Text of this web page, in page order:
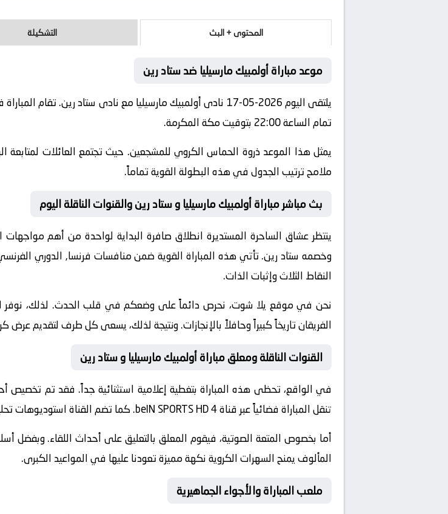
المحتوى + البث التشكيلة
موعد مباراة أولمبيك مارسيليا ضد ستاد رين
يلتقى اليوم 2026-05-17 نادى أولمبيك مارسيليا مع نادى ستاد
تمام الساعة 22:00 بتوقيت مكة المكرمة.
يمثل هذا الموعد ذروة الحماس الكروي للمشجعين. حيث تجتمع العائلات لمتابعة
ملامح ترتيب الجدول في هذه البطولة القوية تماماً.
بث مباشر مباراة أولمبيك مارسيليا و ستاد رين والقنوات الناقلة اليوم
ينتظر عشاق الساحرة المستديرة انطلاق صافرة البداية لواحدة من أهم مواجهات
وخصمه ستاد رين. تأتي هذه المباراة القوية ضمن منافسات فرنسا, الدوري
النقاط الثلاث وإثبات الذات.
نحن في موقع يلا شوت، نحرص دائماً على وضعكم في قلب الحدث. لذلك، نوفر
الفريقان تاريخاً كبيراً وحافلاً بالإنجازات. ونتيجة لذلك، يسعى كل طرف لتقديم
القنوات الناقلة ومعلق مباراة أولمبيك مارسيليا و ستاد رين
في الواقع، تحظى هذه المباراة بتغطية إعلامية استثنائية جداً. فقد تم تخصيص
تنقل المباراة فضائياً عبر قناةbeIN SPORTS HD 4. كما تضم القناة استوديوهات
أما بخصوص المتعة الصوتية، فيقوم المعلق بالتعليق على أحداث اللقاء. وبفضل
المألوف يمنح السهرات الكروية نكهة مميزة تعودنا عليها في المواعيد الكبرى.
ملعب المباراة والأجواء الجماهيرية